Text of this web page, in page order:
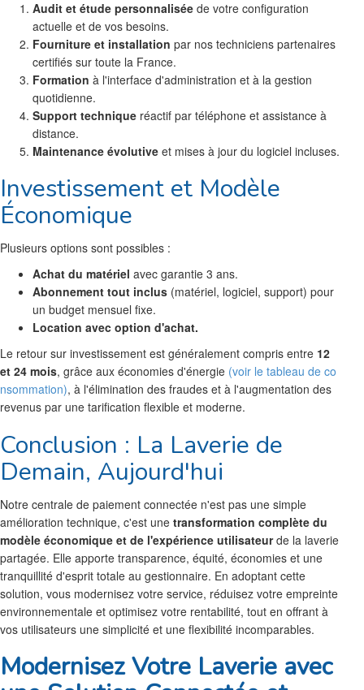
Audit et étude personnalisée de votre configuration
actuelle et de vos besoins.
Fourniture et installation par nos techniciens partenaires
certifiés sur toute la France.
Formation à l'interface d'administration et à la gestion
quotidienne.
Support technique réactif par téléphone et assistance à
distance.
Maintenance évolutive et mises à jour du logiciel incluses.
Investissement et Modèle
Économique
Plusieurs options sont possibles :
Achat du matériel avec garantie 3 ans.
Abonnement tout inclus (matériel, logiciel, support) pour
un budget mensuel fixe.
Location avec option d'achat.
Le retour sur investissement est généralement compris entre 12
et 24 mois, grâce aux économies d'énergie (voir le tableau de co
nsommation), à l'élimination des fraudes et à l'augmentation des
revenus par une tarification flexible et moderne.
Conclusion : La Laverie de
Demain, Aujourd'hui
Notre centrale de paiement connectée n'est pas une simple
amélioration technique, c'est une transformation complète du
modèle économique et de l'expérience utilisateurde la laverie
partagée. Elle apporte transparence, équité, économies et une
tranquillité d'esprit totale au gestionnaire. En adoptant cette
solution, vous modernisez votre service, réduisez votre empreinte
environnementale et optimisez votre rentabilité, tout en offrant à
vos utilisateurs une simplicité et une flexibilité incomparables.
Modernisez Votre Laverie avec